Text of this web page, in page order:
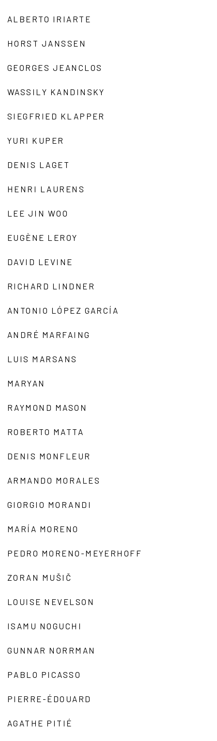
ALBERTO IRIARTE
HORST JANSSEN
GEORGES JEANCLOS
WASSILY KANDINSKY
SIEGFRIED KLAPPER
YURI KUPER
DENIS LAGET
HENRI LAURENS
LEE JIN WOO
EUGÈNE LEROY
DAVID LEVINE
RICHARD LINDNER
ANTONIO LÓPEZ GARCÍA
ANDRÉ MARFAING
LUIS MARSANS
MARYAN
RAYMOND MASON
ROBERTO MATTA
DENIS MONFLEUR
ARMANDO MORALES
GIORGIO MORANDI
MARÍA MORENO
PEDRO MORENO-MEYERHOFF
ZORAN MUŠIČ
LOUISE NEVELSON
ISAMU NOGUCHI
GUNNAR NORRMAN
PABLO PICASSO
PIERRE-ÉDOUARD
AGATHE PITIÉ